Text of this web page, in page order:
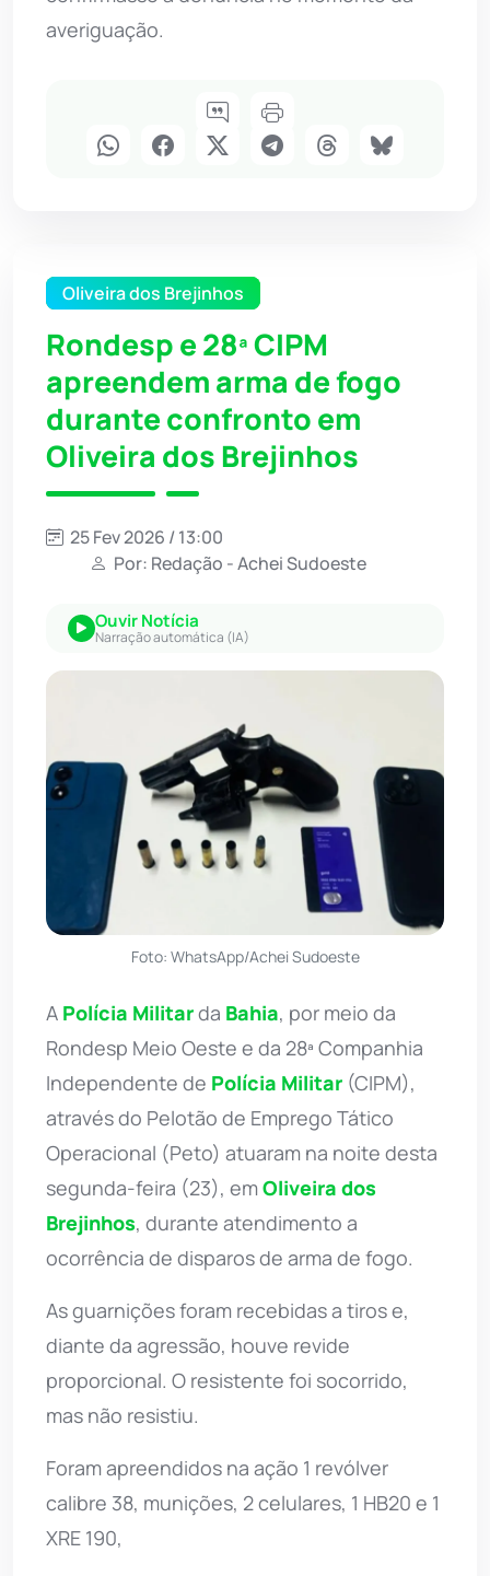
averiguação.
Oliveira dos Brejinhos
Rondesp e 28ª CIPM
apreendem arma de fogo
durante confronto em
Oliveira dos Brejinhos
25 Fev 2026 / 13:00
Por: Redação - Achei Sudoeste
Ouvir Notícia
Narração automática (IA)
Foto: WhatsApp/Achei Sudoeste
A Polícia Militarda Bahia, por meio da
Rondesp Meio Oeste e da 28ª Companhia
Independente de Polícia Militar (CIPM),
através do Pelotão de Emprego Tático
Operacional (Peto) atuaram na noite desta
segunda-feira (23), emOliveira dos
Brejinhos, durante atendimento a
ocorrência de disparos de arma de fogo.
As guarnições foram recebidas a tiros e,
diante da agressão, houve revide
proporcional. O resistente foi socorrido,
mas não resistiu.
Foram apreendidos na ação 1 revólver
calibre 38, munições, 2 celulares, 1 HB20 e 1
XRE 190,